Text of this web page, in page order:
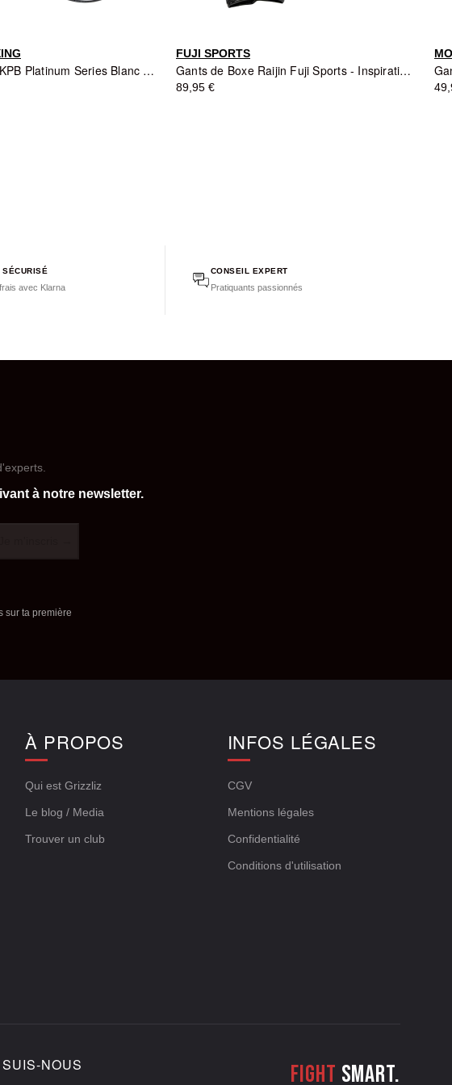
Gants de Boxe KPB Platinum Series Blanc et Noir - KING PRO BOXING
FUJI SPORTS
Gants de Boxe Raijin Fuji Sports - Inspiration Thunder God
89,95 €
SÉCURISÉ
avec Klarna
CONSEIL EXPERT
Pratiquants passionnés
à notre newsletter.
sur ta première
À PROPOS
Qui est Grizzliz
Le blog / Media
Trouver un club
INFOS LÉGALES
CGV
Mentions légales
Confidentialité
Conditions d'utilisation
SUIS-NOUS Fight smart.